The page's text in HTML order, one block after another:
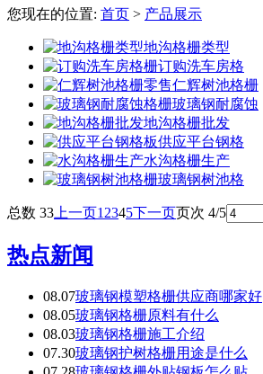
您现在的位置: 首页 > 产品展示
地沟格栅类型
订购洗车房格
仁辉树池格栅
玻璃钢耐腐蚀
地沟格栅批发
供应平台钢格
水沟格栅生产
玻璃钢树池格
总数 33 上一页1 2345下一页页次 4/5
热点新闻
08.07玻璃钢模塑格栅供应商哪家好
08.05玻璃钢格栅原料有什么
08.03玻璃钢格栅施工介绍
07.30玻璃钢护树格栅用途是什么